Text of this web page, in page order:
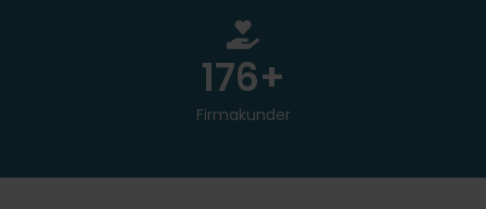
Firmakunder
200+